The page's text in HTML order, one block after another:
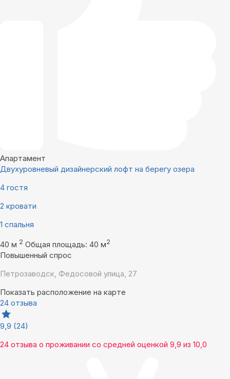
Апартамент
Двухуровневый дизайнерский лофт на берегу озера
4 гостя
2 кровати
1 спальня
40 м 2 Общая площадь: 40 м2
Повышенный спрос
Петрозаводск, Федосовой улица, 27
Показать расположение на карте
24 отзыва
9,9 (24)
24 отзыва о проживании со средней оценкой 9,9 из 10,0